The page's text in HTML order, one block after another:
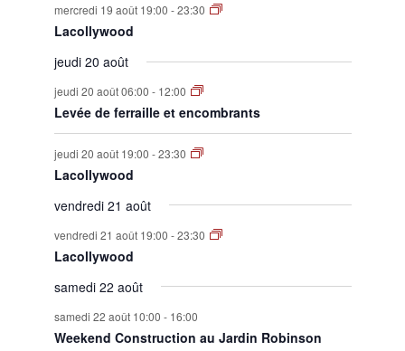
mercredi 19 août 19:00 -23:30
Lacollywood
jeudi 20 août
jeudi 20 août 06:00 - 12:00
Levée de ferraille et encombrants
jeudi 20 août 19:00 -23:30
Lacollywood
vendredi 21 août
vendredi 21 août 19:00 -23:30
Lacollywood
samedi 22 août
samedi 22 août 10:00 - 16:00
Weekend Construction au Jardin Robinson